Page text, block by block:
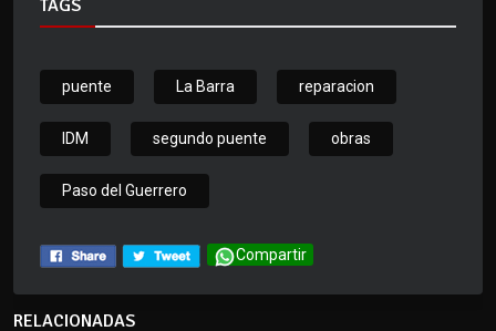
TAGS
puente La Barra reparacion
IDM segundo puente obras
Paso del Guerrero
Compartir
RELACIONADAS